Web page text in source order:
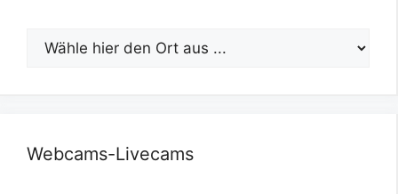
Webcams-Livecams